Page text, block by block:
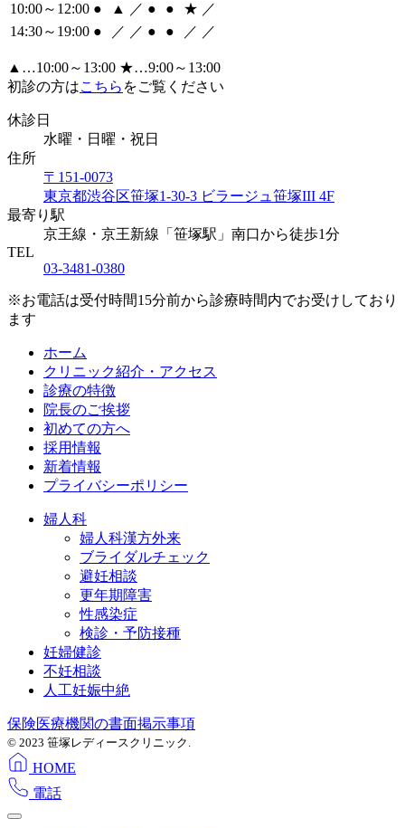
10:00～12:00 ● ▲ ／ ● ● ★ ／
14:30～19:00 ● ／ ／ ● ● ／ ／
▲ …10:00～13:00 ★…9:00～13:00
初診の方はこちら をご覧ください
休診日
水曜・日曜・祝日
住所
〒151-0073
東京都渋谷区笹塚1-30-3 ビラージュ笹塚III 4F
最寄り駅
京王線・京王新線「笹塚駅」南口から徒歩1分
TEL
03-3481-0380
※お電話は受付時間15分前から診療時間内でお受けしており
ます
ホーム
クリニック紹介・アクセス
診療の特徴
院長のご挨拶
初めての方へ
採用情報
新着情報
プライバシーポリシー
婦人科
婦人科漢方外来
ブライダルチェック
避妊相談
更年期障害
性感染症
検診・予防接種
妊婦健診
不妊相談
人工妊娠中絶
保険医療機関の書面掲示事項
© 2023 笹塚レディースクリニック.
HOME
電話